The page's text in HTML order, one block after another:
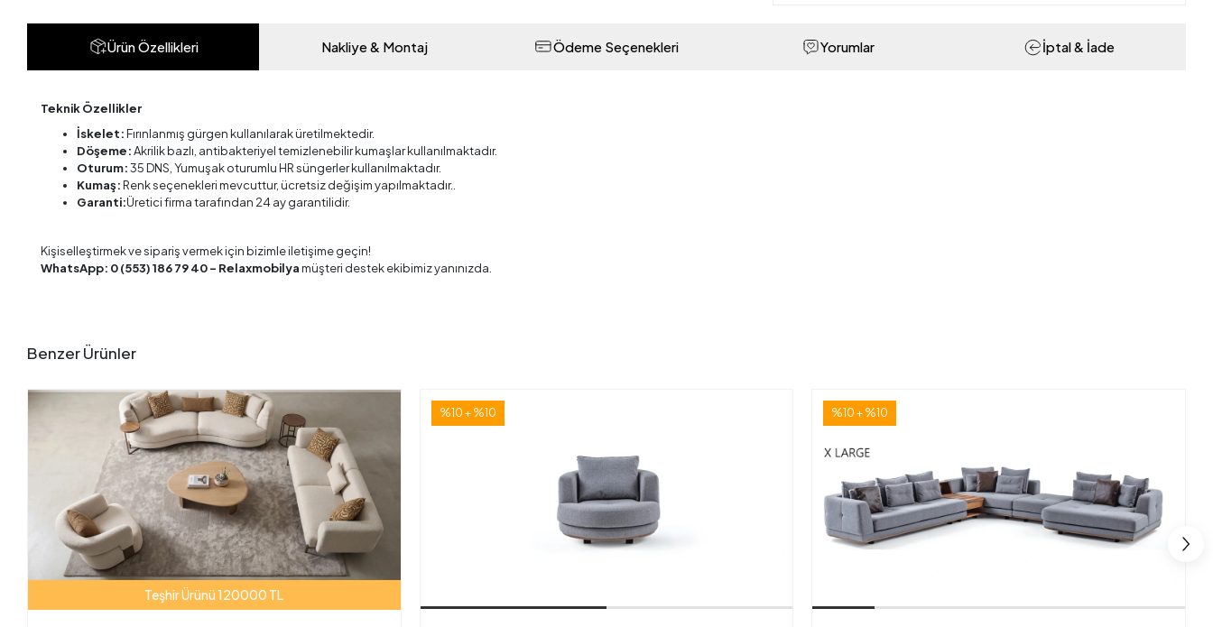
Ürün Özellikleri Nakliye & Montaj Ödeme Seçenekleri Yorumlar İptal & İade
Teknik Özellikler
İskelet:Fırınlanmış gürgen kullanılarak üretilmektedir.
Döşeme:Akrilik bazlı, antibakteriyel temizlenebilir kumaşlar kullanılmaktadır.
Oturum:35 DNS, Yumuşak oturumlu HR süngerler kullanılmaktadır.
Kumaş:Renk seçenekleri mevcuttur, ücretsiz değişim yapılmaktadır..
Garanti:Üretici firma tarafından 24 ay garantilidir.
Kişiselleştirmek ve sipariş vermek için bizimle iletişime geçin!
WhatsApp: 0 (553) 186 79 40 – Relaxmobilyamüşteri destek ekibimiz yanınızda.
Benzer Ürünler
Teşhir Ürünü 120000 TL
%10 + %10 %10 + %10